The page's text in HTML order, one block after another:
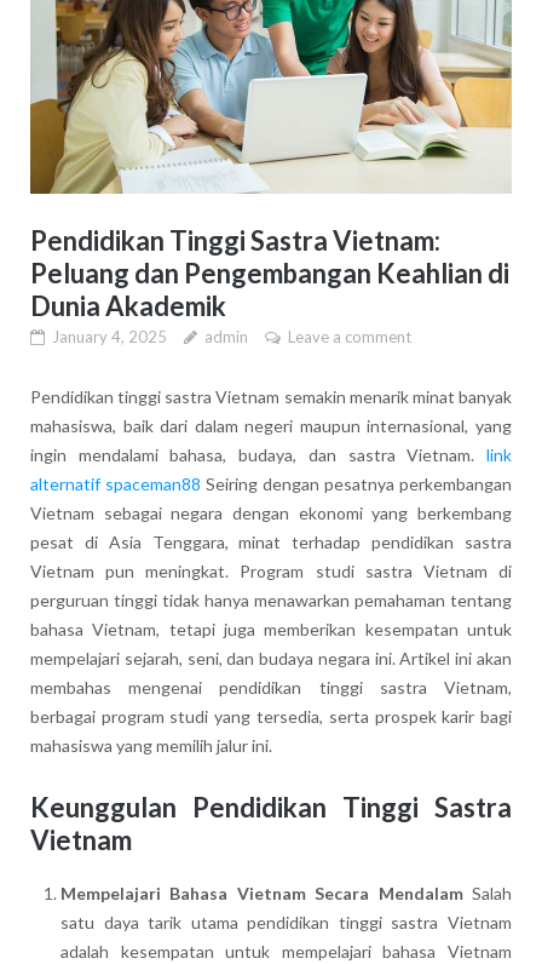
Pendidikan Tinggi Sastra Vietnam:
Peluang dan Pengembangan Keahlian di
Dunia Akademik
January 4, 2025 admin Leave a comment
Pendidikan tinggi sastra Vietnam semakin menarik minat banyak
mahasiswa, baik dari dalam negeri maupun internasional, yang
ingin mendalami bahasa, budaya, dan sastra Vietnam.link
alternatif spaceman88 Seiring dengan pesatnya perkembangan
Vietnam sebagai negara dengan ekonomi yang berkembang
pesat di Asia Tenggara, minat terhadap pendidikan sastra
Vietnam pun meningkat. Program studi sastra Vietnam di
perguruan tinggi tidak hanya menawarkan pemahaman tentang
bahasa Vietnam, tetapi juga memberikan kesempatan untuk
mempelajari sejarah, seni, dan budaya negara ini. Artikel ini akan
membahas mengenai pendidikan tinggi sastra Vietnam,
berbagai program studi yang tersedia, serta prospek karir bagi
mahasiswa yang memilih jalur ini.
Keunggulan Pendidikan Tinggi Sastra
Vietnam
Mempelajari Bahasa Vietnam Secara MendalamSalah
satu daya tarik utama pendidikan tinggi sastra Vietnam
adalah kesempatan untuk mempelajari bahasa Vietnam